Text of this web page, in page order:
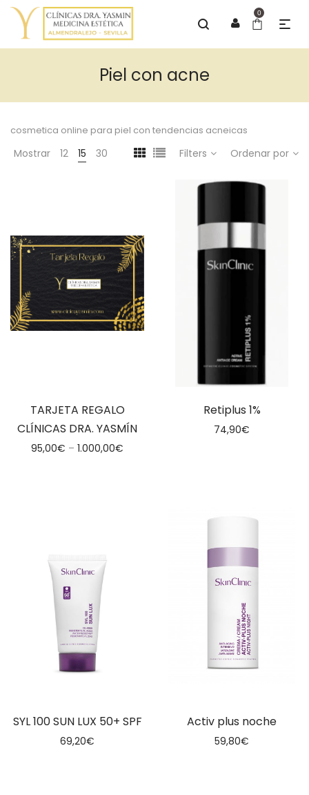
0
Piel con acne
cosmetica online para piel con tendencias acneicas
Mostrar 12 15 30 Filters Ordenar por
TARJETA REGALO
CLÍNICAS DRA. YASMÍN
95,00€ – 1.000,00€
Retiplus 1%
74,90€
SYL 100 SUN LUX 50+ SPF
69,20€
Activ plus noche
59,80€